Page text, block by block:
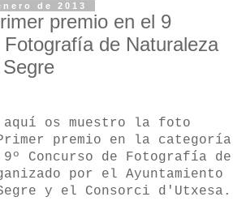
de 2013
premio en el 9
de Naturaleza
aquí os muestro la foto
premio en la categoría
Concurso de Fotografía de
por el Ayuntamiento
y el Consorci d'Utxesa.